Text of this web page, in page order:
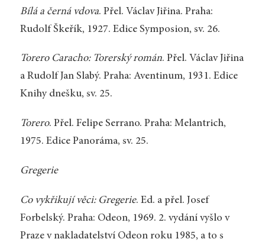
Bílá a černá vdova. Přel. Václav Jiřina. Praha:
Rudolf Škeřík, 1927. Edice Symposion, sv. 26.
Torero Caracho: Torerský román. Přel. Václav Jiřina
a Rudolf Jan Slabý. Praha: Aventinum, 1931. Edice
Knihy dnešku, sv. 25.
Torero. Přel. Felipe Serrano. Praha: Melantrich,
1975. Edice Panoráma, sv. 25.
Gregerie
Co vykřikují věci: Gregerie. Ed. a přel. Josef
Forbelský. Praha: Odeon, 1969. 2. vydání vyšlo v
Praze v nakladatelství Odeon roku 1985, a to s